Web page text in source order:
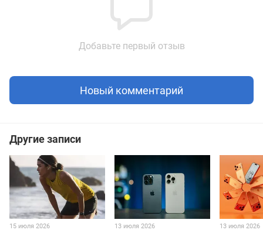
Добавьте первый отзыв
Новый комментарий
Другие записи
15 июля 2026 13 июля 2026 13 июля 2026